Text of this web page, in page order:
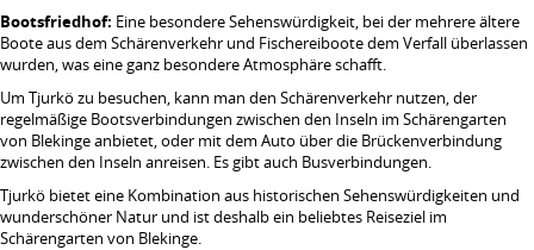
Bootsfriedhof: Eine besondere Sehenswürdigkeit, bei der mehrere ältere
Boote aus dem Schärenverkehr und Fischereiboote dem Verfall überlassen
wurden, was eine ganz besondere Atmosphäre schafft.
Um Tjurkö zu besuchen, kann man den Schärenverkehr nutzen, der
regelmäßige Bootsverbindungen zwischen den Inseln im Schärengarten
von Blekinge anbietet, oder mit dem Auto über die Brückenverbindung
zwischen den Inseln anreisen. Es gibt auch Busverbindungen.
Tjurkö bietet eine Kombination aus historischen Sehenswürdigkeiten und
wunderschöner Natur und ist deshalb ein beliebtes Reiseziel im
Schärengarten von Blekinge.